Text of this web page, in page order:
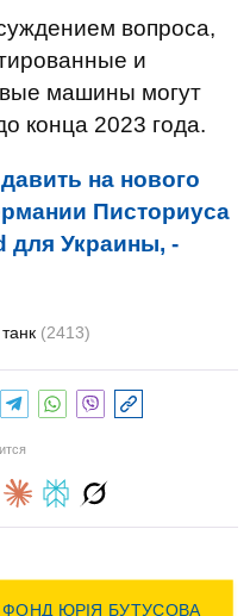
вопроса,
и
машины могут
конца 2023 года.
на нового
Писториуса
для Украины, -
танк (2413)